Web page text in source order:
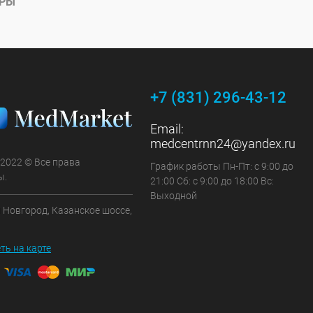
© Все права
Казанское шоссе,
на карте
+7 (831) 296-43-12
Email:
medcentrnn24@yandex.ru
График работы Пн-Пт: с 9:00 до
21:00 Сб: с 9:00 до 18:00 Вс:
Выходной